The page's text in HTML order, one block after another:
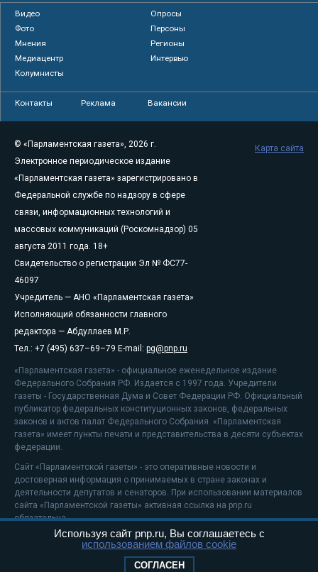
Видео
Опросы
Фото
Персоны
Мнения
Регионы
Медиацентр
Интервью
Колумнисты
Контакты Реклама Вакансии
© «Парламентская газета», 2026 г.
Электронное периодическое издание
«Парламентская газета» зарегистрировано в
Федеральной службе по надзору в сфере
связи, информационных технологий и
массовых коммуникаций (Роскомнадзор) 05
августа 2011 года. 18+
Свидетельство о регистрации Эл № ФС77-
46097
Учредитель — АНО «Парламентская газета»
Исполняющий обязанности главного
редактора — Абдуллаев М.Р.
Тел.: +7 (495) 637–69–79 E-mail: pg@pnp.ru
«Парламентская газета» - официальное еженедельное издание
Федерального Собрания РФ. Издается с 1997 года. Учредители
газеты - Государственная Дума и Совет Федерации РФ. Официальный
публикатор федеральных конституционных законов, федеральных
законов и актов палат Федерального Собрания. «Парламентская
газета» имеет пункты печати и представительства в десяти субъектах
федерации.
Сайт «Парламентской газеты» - это оперативные новости и
достоверная информация о принимаемых в стране законах и
деятельности депутатов и сенаторов. При использовании материалов
сайта «Парламентской газеты» активная ссылка на pnp.ru
обязательна.
На информационном ресурсе применяютсярекомендательные
Положение о защите персональных данных
Карта сайта
Используя сайт pnp.ru, Вы соглашаетесь с
использованием файлов cookie
СОГЛАСЕН